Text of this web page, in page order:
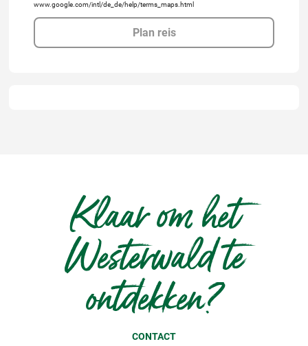
www.google.com/intl/de_de/help/terms_maps.html
Plan reis
Klaar om het
Westerwald te
ontdekken?
CONTACT